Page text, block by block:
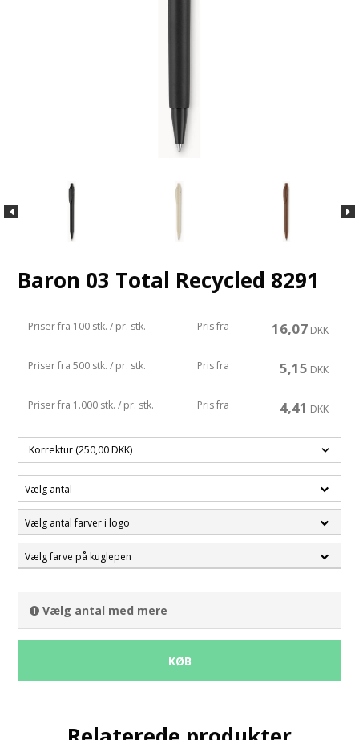
Baron 03 Total Recycled 8291
Priser fra 100 stk. / pr. stk. Pris fra 16,07 DKK
Priser fra 500 stk. / pr. stk. Pris fra 5,15 DKK
Priser fra 1.000 stk. / pr. stk. Pris fra 4,41 DKK
Vælg antal
Vælg antal farver i logo
Vælg farve på kuglepen
Vælg antal med mere
KØB